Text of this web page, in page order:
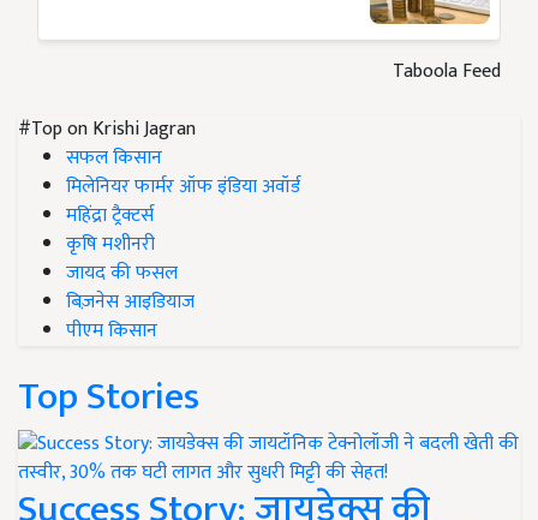
Taboola Feed
#Top on Krishi Jagran
सफल किसान
मिलेनियर फार्मर ऑफ इंडिया अवॉर्ड
महिंद्रा ट्रैक्टर्स
कृषि मशीनरी
जायद की फसल
बिज़नेस आइडियाज
पीएम किसान
Top Stories